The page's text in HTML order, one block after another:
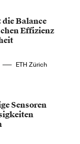
Balance
Effizienz
ETH Zürich
Sensoren